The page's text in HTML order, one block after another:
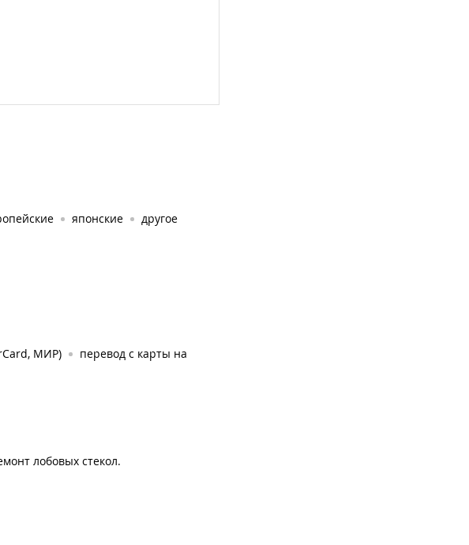
японские
другое
МИР)
перевод с карты на
лобовых стекол.